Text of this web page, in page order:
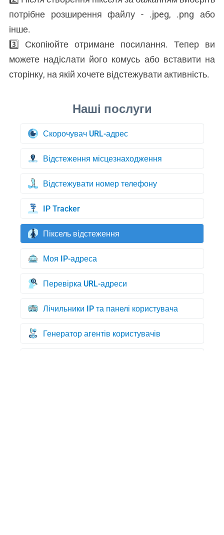
потрібне розширення файлу - .jpeg, .png або
інше.
3️⃣ Скопіюйте отримане посилання. Тепер ви
можете надіслати його комусь або вставити на
сторінку, на якій хочете відстежувати активність.
Скорочувач URL-адрес
Відстеження місцезнаходження
Відстежувати номер телефону
IP Tracker
Піксель відстеження
Моя IP-адреса
Перевірка URL-адреси
Лічильники IP та панелі користувача
Генератор агентів користувачів